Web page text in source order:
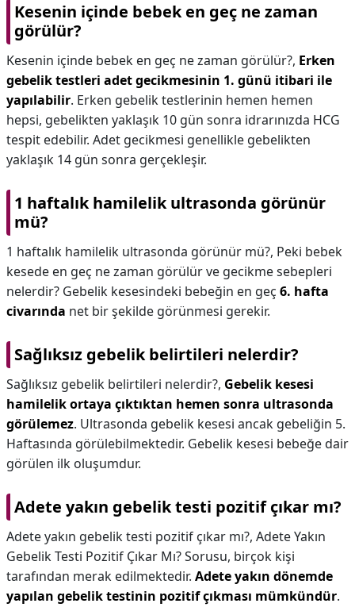
Kesenin içinde bebek en geç ne zaman
görülür?
Kesenin içinde bebek en geç ne zaman görülür?, Erken
gebelik testleri adet gecikmesinin 1. günü itibari ile
yapılabilir. Erken gebelik testlerinin hemen hemen
hepsi, gebelikten yaklaşık 10 gün sonra idrarınızda HCG
tespit edebilir. Adet gecikmesi genellikle gebelikten
yaklaşık 14 gün sonra gerçekleşir.
1 haftalık hamilelik ultrasonda görünür
mü?
1 haftalık hamilelik ultrasonda görünür mü?, Peki bebek
kesede en geç ne zaman görülür ve gecikme sebepleri
nelerdir? Gebelik kesesindeki bebeğin en geç 6. hafta
civarında net bir şekilde görünmesi gerekir.
Sağlıksız gebelik belirtileri nelerdir?
Sağlıksız gebelik belirtileri nelerdir?, Gebelik kesesi
hamilelik ortaya çıktıktan hemen sonra ultrasonda
görülemez. Ultrasonda gebelik kesesi ancak gebeliğin 5.
Haftasında görülebilmektedir. Gebelik kesesi bebeğe dair
görülen ilk oluşumdur.
Adete yakın gebelik testi pozitif çıkar mı?
Adete yakın gebelik testi pozitif çıkar mı?, Adete Yakın
Gebelik Testi Pozitif Çıkar Mı? Sorusu, birçok kişi
tarafından merak edilmektedir. Adete yakın dönemde
yapılan gebelik testinin pozitif çıkması mümkündür.